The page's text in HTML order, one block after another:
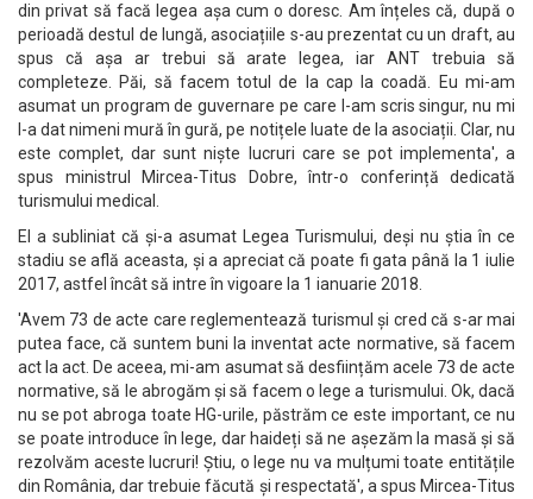
din privat să facă legea așa cum o doresc. Am înțeles că, după o
perioadă destul de lungă, asociațiile s-au prezentat cu un draft, au
spus că așa ar trebui să arate legea, iar ANT trebuia să
completeze. Păi, să facem totul de la cap la coadă. Eu mi-am
asumat un program de guvernare pe care l-am scris singur, nu mi
l-a dat nimeni mură în gură, pe notițele luate de la asociații. Clar, nu
este complet, dar sunt niște lucruri care se pot implementa', a
spus ministrul Mircea-Titus Dobre, într-o conferință dedicată
turismului medical.
El a subliniat că și-a asumat Legea Turismului, deși nu știa în ce
stadiu se află aceasta, și a apreciat că poate fi gata până la 1 iulie
2017, astfel încât să intre în vigoare la 1 ianuarie 2018.
'Avem 73 de acte care reglementează turismul și cred că s-ar mai
putea face, că suntem buni la inventat acte normative, să facem
act la act. De aceea, mi-am asumat să desființăm acele 73 de acte
normative, să le abrogăm și să facem o lege a turismului. Ok, dacă
nu se pot abroga toate HG-urile, păstrăm ce este important, ce nu
se poate introduce în lege, dar haideți să ne așezăm la masă și să
rezolvăm aceste lucruri! Știu, o lege nu va mulțumi toate entitățile
din România, dar trebuie făcută și respectată', a spus Mircea-Titus